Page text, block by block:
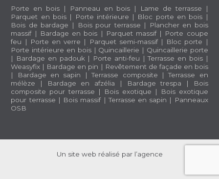
Porte en bois | Panneau en bois | Lame de terrasse |
Parquet en bois | Porte intérieure | Bloc porte en bois |
Bois de bardage | Bois pour terrasse |
Plancher en bois
massif| Bardage en bois | Parquet massif|
Porte coupe
feu | Porte en verre | Parquet semi-massif| Bloc porte |
Porte intérieure en bois| Quincaillerie | Quincaillerie porte
|
Bardage en padouk | Porte anti-feu |Terrasse en bois|
Weasyfix | Bardage en pin | Revêtement de façade en bois
|
Bardage en sapin |Terrasse composite |Terrasse en
mélèze | Bardage en afzélia | Bardage trespa |
Bois
composite pour terrasse | Bois exotique |
Bois exotique
pour terrasse | Bois massif|Terrasse en sapin |
Panneaux
OSB
Un site web réalisé par l’agence